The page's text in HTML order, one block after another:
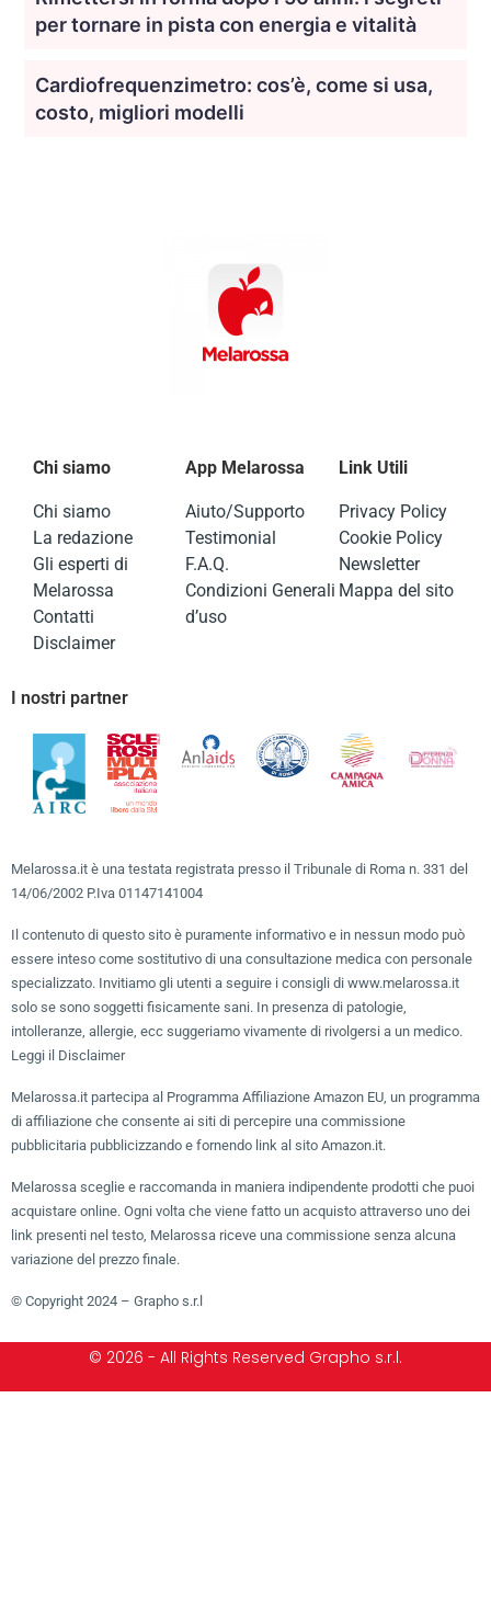
per tornare in pista con energia e vitalità
Cardiofrequenzimetro: cos’è, come si usa,
costo, migliori modelli
Chi siamo
Chi siamo
La redazione
Gli esperti di
Melarossa
Contatti
Disclaimer
App Melarossa
Aiuto/Supporto
Testimonial
F.A.Q.
Condizioni Generali
d’uso
Link Utili
Privacy Policy
Cookie Policy
Newsletter
Mappa del sito
I nostri partner
Melarossa.it è una testata registrata presso il Tribunale di Roma n. 331 del
14/06/2002 P.Iva 01147141004
Il contenuto di questo sito è puramente informativo e in nessun modo può
essere inteso come sostitutivo di una consultazione medica con personale
specializzato. Invitiamo gli utenti a seguire i consigli di www.melarossa.it
solo se sono soggetti fisicamente sani. In presenza di patologie,
intolleranze, allergie, ecc suggeriamo vivamente di rivolgersi a un medico.
Leggi il Disclaimer
Melarossa.it partecipa al Programma Affiliazione Amazon EU, un programma
di affiliazione che consente ai siti di percepire una commissione
pubblicitaria pubblicizzando e fornendo link al sito Amazon.it.
Melarossa sceglie e raccomanda in maniera indipendente prodotti che puoi
acquistare online. Ogni volta che viene fatto un acquisto attraverso uno dei
link presenti nel testo, Melarossa riceve una commissione senza alcuna
variazione del prezzo finale.
© Copyright 2024 – Grapho s.r.l
© 2026 - All Rights Reserved Grapho s.r.l.